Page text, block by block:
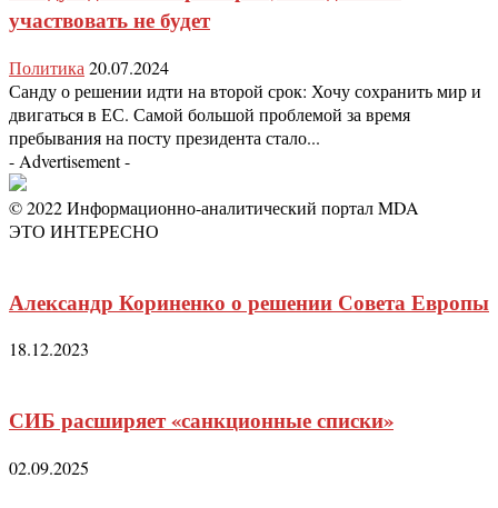
участвовать не будет
Политика 20.07.2024
Санду о решении идти на второй срок: Хочу сохранить мир и
двигаться в ЕС. Самой большой проблемой за время
пребывания на посту президента стало...
- Advertisement -
© 2022 Информационно-аналитический портал MDA
ЭТО ИНТЕРЕСНО
Александр Кориненко о решении Совета Европы
18.12.2023
СИБ расширяет «санкционные списки»
02.09.2025